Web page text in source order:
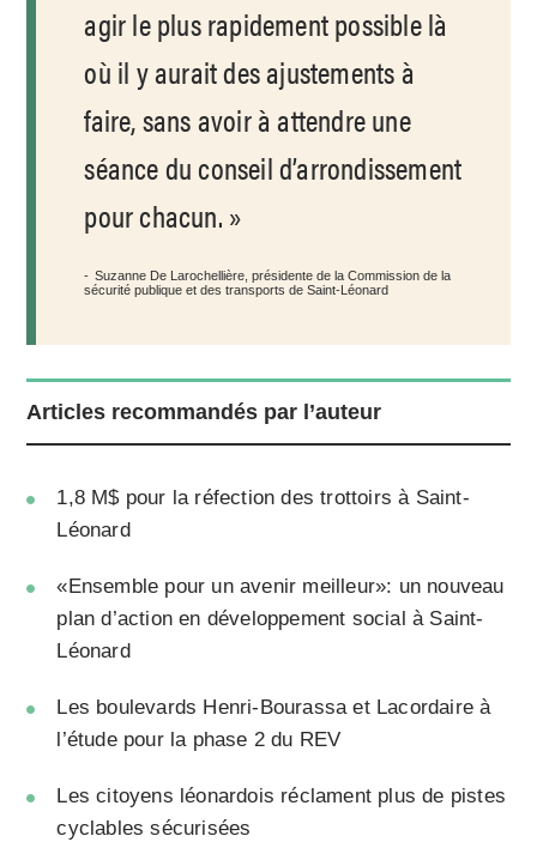
agir le plus rapidement possible là
où il y aurait des ajustements à
faire, sans avoir à attendre une
séance du conseil d’arrondissement
pour chacun.
Suzanne De Larochellière, présidente de la Commission de la
sécurité publique et des transports de Saint-Léonard
Articles recommandés par l’auteur
1,8 M$ pour la réfection des trottoirs à Saint-
Léonard
«Ensemble pour un avenir meilleur»: un nouveau
plan d’action en développement social à Saint-
Léonard
Les boulevards Henri-Bourassa et Lacordaire à
l’étude pour la phase 2 du REV
Les citoyens léonardois réclament plus de pistes
cyclables sécurisées